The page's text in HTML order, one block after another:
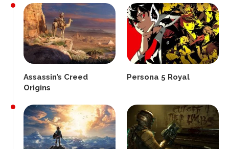
Assassin’s Creed
Origins
Persona 5 Royal